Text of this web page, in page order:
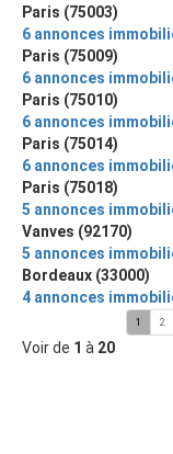
Paris (75003)
6 annonces
Paris (75009)
6 annonces
Paris (75010)
6 annonces
Paris (75014)
6 annonces
Paris (75018)
5 annonces
Vanves (92170)
5 annonces
Bordeaux (33000)
4 annonces
Voir de 1 à 20
1 2